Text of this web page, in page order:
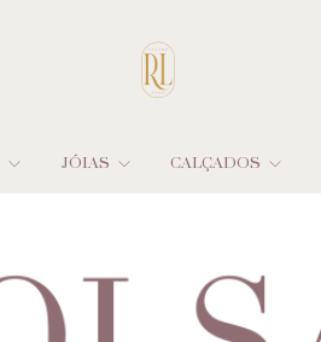
JÓIAS CALÇADOS